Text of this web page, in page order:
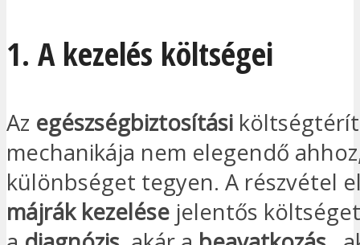
1. A kezelés költségei
Az egészségbiztosítási
mechanikája nem elegendő
különbséget tegyen. A részvétel
májrák kezelése jelentős